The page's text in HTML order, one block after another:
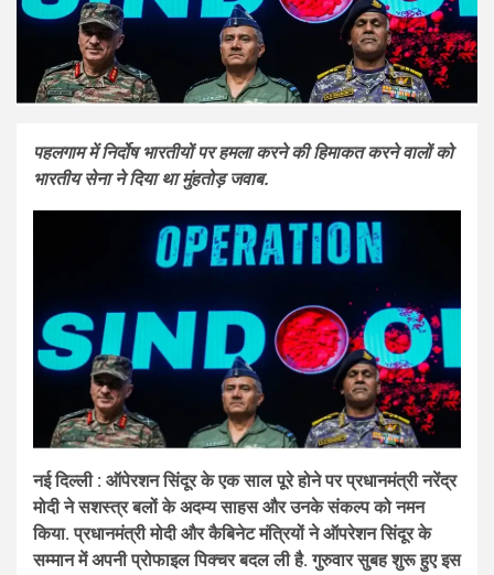
पहलगाम में निर्दोष भारतीयों पर हमला करने की हिमाकत करने वालों को
भारतीय सेना ने दिया था मुंहतोड़ जवाब.
नई दिल्ली : ऑपेरशन सिंदूर के एक साल पूरे होने पर प्रधानमंत्री नरेंद्र
मोदी ने सशस्त्र बलों के अदम्य साहस और उनके संकल्प को नमन
किया. प्रधानमंत्री मोदी और कैबिनेट मंत्रियों ने ऑपरेशन सिंदूर के
सम्मान में अपनी प्रोफाइल पिक्चर बदल ली है. गुरुवार सुबह शुरू हुए इस